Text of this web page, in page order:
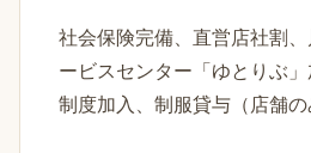
社会保険完備、直営店社割
ービスセンター「ゆとりぶ
制度加入、制服貸与（店舗